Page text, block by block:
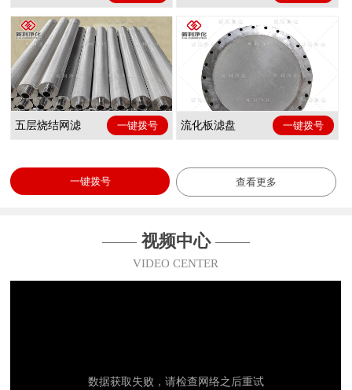
五层烧结网滤 一键拨号 流化板滤盘 一键拨号
一键拨号 查看更多
—— 视频中心——
VIDEO CENTER